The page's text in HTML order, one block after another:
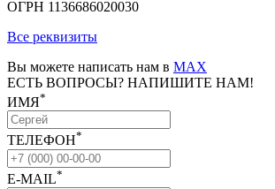
ОГРН 1136686020030
Все реквизиты
Вы можете написать нам в MAX
ЕСТЬ ВОПРОСЫ? НАПИШИТЕ НАМ!
ИМЯ*
ТЕЛЕФОН*
E-MAIL*